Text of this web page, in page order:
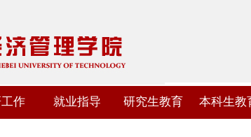
作 就业指导 研究生教育 本科生教